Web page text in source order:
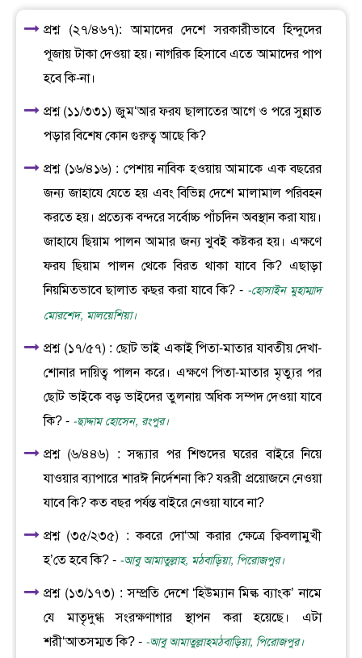
প্রশ্ন (২৭/৪৬৭): আমাদের দেশে সরকারীভাবে হিন্দুদের
পূজায় টাকা দেওয়া হয়। নাগরিক হিসাবে এতে আমাদের পাপ
হবে কি-না।
প্রশ্ন (১১/৩৩১) জুম‘আর ফরয ছালাতের আগে ও পরে সুন্নাত
পড়ার বিশেষ কোন গুরুত্ব আছে কি?
প্রশ্ন (১৬/৪১৬) : পেশায় নাবিক হওয়ায় আমাকে এক বছরের
জন্য জাহাযে যেতে হয় এবং বিভিন্ন দেশে মালামাল পরিবহন
করতে হয়। প্রত্যেক বন্দরে সর্বোচ্চ পাঁচদিন অবস্থান করা যায়।
জাহাযে ছিয়াম পালন আমার জন্য খুবই কষ্টকর হয়। এক্ষণে
ফরয ছিয়াম পালন থেকে বিরত থাকা যাবে কি? এছাড়া
নিয়মিতভাবে ছালাত ক্বছর করা যাবে কি? - -হোসাইন মুহাম্মাদ
মোরশেদ, মালয়েশিয়া।
প্রশ্ন (১৭/৫৭) : ছোট ভাই একাই পিতা-মাতার যাবতীয় দেখা-
শোনার দায়িত্ব পালন করে। এক্ষণে পিতা-মাতার মৃত্যুর পর
ছোট ভাইকে বড় ভাইদের তুলনায় অধিক সম্পদ দেওয়া যাবে
কি? - -ছাদ্দাম হোসেন, রংপুর।
প্রশ্ন (৬/৪৪৬) : সন্ধ্যার পর শিশুদের ঘরের বাইরে নিয়ে
যাওয়ার ব্যাপারে শারঈ নির্দেশনা কি? যরূরী প্রয়োজনে নেওয়া
যাবে কি? কত বছর পর্যন্ত বাইরে নেওয়া যাবে না?
প্রশ্ন (৩৫/২৩৫) : কবরে দো‘আ করার ক্ষেত্রে ক্বিবলামুখী
হ’তে হবে কি? - -আবু আমাতুল্লাহ, মঠবাড়িয়া, পিরোজপুর।
প্রশ্ন (১৩/১৭৩) : সম্প্রতি দেশে ‘হিউম্যান মিল্ক ব্যাংক’ নামে
যে মাতৃদুগ্ধ সংরক্ষণাগার স্থাপন করা হয়েছে। এটা
শরী‘আতসম্মত কি? - -আবু আমাতুল্লাহমঠবাড়িয়া, পিরোজপুর।